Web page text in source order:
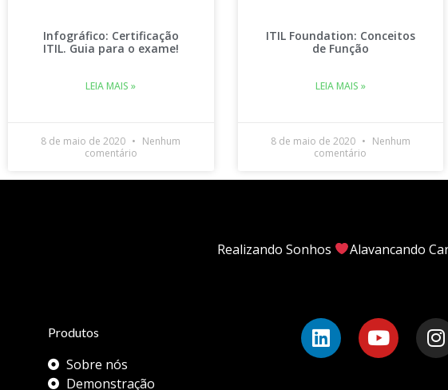
Infográfico: Certificação
ITIL. Guia para o exame!
LEIA MAIS »
8 de maio de 2020
Nenhum
comentário
ITIL Foundation: Conceitos
de Função
LEIA MAIS »
8 de maio de 2020
Nenhum
comentário
Produtos
Sobre nós
Demonstração
Realizando Sonhos Alavancando